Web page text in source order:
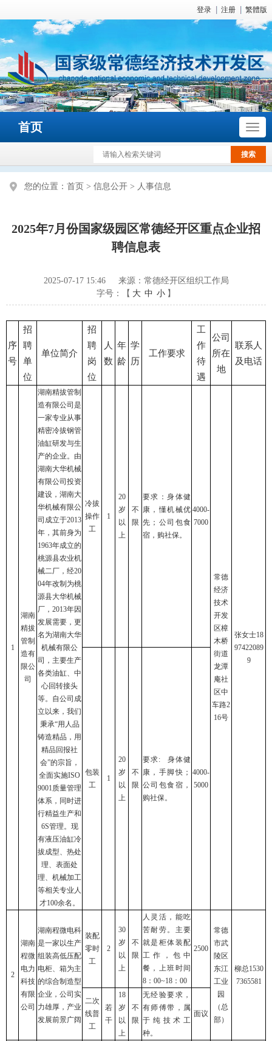
登录 注册 繁體版
首页
您的位置： 首页 > 信息公开 > 人事信息
2025年7月份国家级园区常德经开区重点企业招
聘信息表
2025-07-17 15:46
来源：常德经开区组织工作局
字号：【 大 中 小 】
序
号
招
聘
单
位
单位简介
招
聘
岗
位
人
数
年
龄
学
历
工作要求
工
作
待
遇
公司
所在
地
联系人
及电话
1
湖南
精拔
管制
造有
限公
司
湖南精拔管制
造有限公司是
一家专业从事
精密冷拔钢管
油缸研发与生
产的企业。由
湖南大华机械
有限公司投资
建设，湖南大
华机械有限公
司成立于2013
年，其前身为
1963年成立的
桃源县农业机
械二厂，经20
04年改制为桃
源县大华机械
厂，2013年因
发展需要，更
名为湖南大华
机械有限公
司，主要生产
各类油缸、中
心回转接头
等。自公司成
立以来，我们
秉承“用人品
铸造精品，用
精品回报社
会”的宗旨，
全面实施ISO
9001质量管理
体系，同时进
行精益生产和
6S管理。现
有液压油缸冷
拔成型、热处
理、表面处
理、机械加工
等相关专业人
才100余名。
冷拔
操作
工
1
20
岁
以
上
不
限
要求：身体健
康，懂机械优
先；公司包食
宿，购社保。
4000-
7000
常德
经济
技术
开发
区樟
木桥
街道
龙潭
庵社
区中
车路2
16号
张女士18
97422089
9
包装
工
1
20
岁
以
上
不
限
要求: 身体健
康，手脚快；
公司包食宿，
购社保。
4000-
5000
2
湖南
程微
电力
科技
有限
公司
湖南程微电科
是一家以生产
组装高低压配
电柜、箱为主
的综合制造型
企业，公司实
力雄厚，产业
发展前景广阔
装配
零时
工
2
30
岁
以
上
不
限
人灵活，能吃
苦耐劳。主要
就是柜体装配
工作，包中
餐，上班时间
8：00~18：00
2500
常德
市武
陵区
东江
工业
园
（总
部）
柳总1530
7365581
二次
线普
工
若
干
18
岁
以
上
不
限
无经验要求，
有师傅带，属
于纯技术工
种。
面议